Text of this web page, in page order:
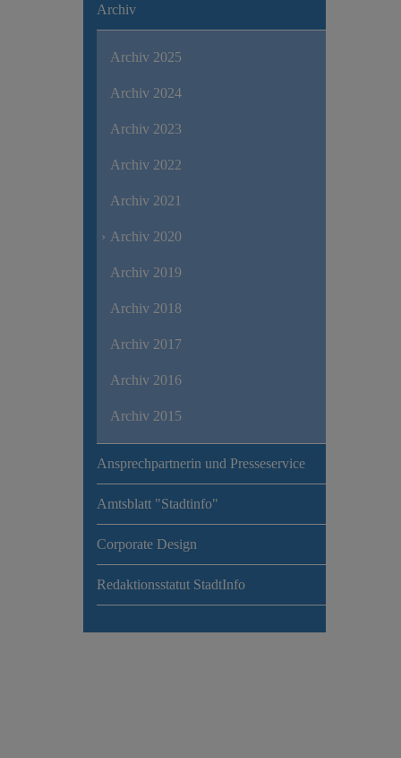
Archiv
Archiv 2025
Archiv 2024
Archiv 2023
Archiv 2022
Archiv 2021
Archiv 2020
Archiv 2019
Archiv 2018
Archiv 2017
Archiv 2016
Archiv 2015
Ansprechpartnerin und Presseservice
Amtsblatt "Stadtinfo"
Corporate Design
Redaktionsstatut StadtInfo